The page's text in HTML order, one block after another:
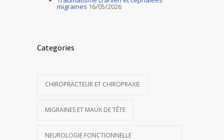
migraines 16/05/2026
Categories
CHIROPRACTEUR ET CHIROPRAXIE
MIGRAINES ET MAUX DE TÊTE
NEUROLOGIE FONCTIONNELLE